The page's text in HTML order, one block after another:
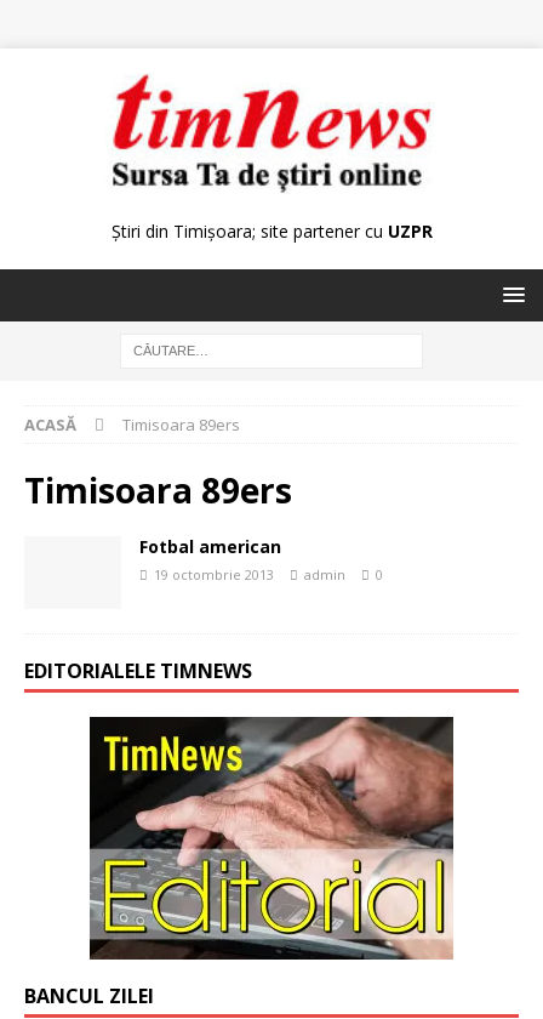
Știri din Timișoara; site partener cu UZPR
ACASĂ Timisoara 89ers
Timisoara 89ers
Fotbal american
19 octombrie 2013 admin 0
EDITORIALELE TIMNEWS
BANCUL ZILEI